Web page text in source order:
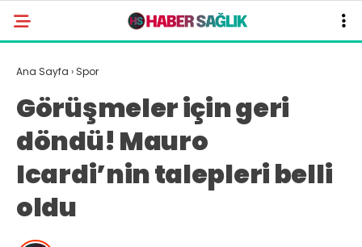
Ana Sayfa › Spor
Görüşmeler için geri
döndü! Mauro
Icardi’nin talepleri belli
oldu